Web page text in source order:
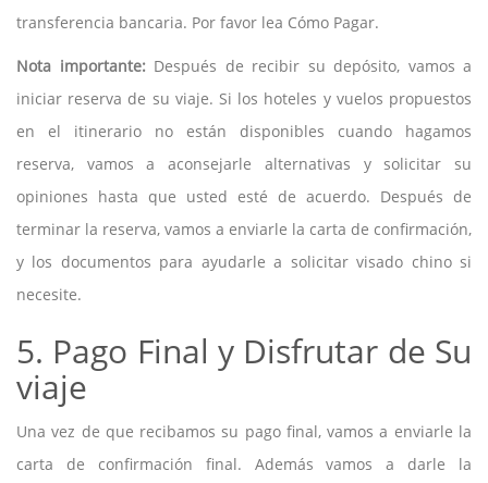
transferencia bancaria. Por favor lea Cómo Pagar.
Nota importante:Después de recibir su depósito, vamos a
iniciar reserva de su viaje. Si los hoteles y vuelos propuestos
en el itinerario no están disponibles cuando hagamos
reserva, vamos a aconsejarle alternativas y solicitar su
opiniones hasta que usted esté de acuerdo. Después de
terminar la reserva, vamos a enviarle la carta de confirmación,
y los documentos para ayudarle a solicitar visado chino si
necesite.
5. Pago Final y Disfrutar de Su
viaje
Una vez de que recibamos su pago final, vamos a enviarle la
carta de confirmación final. Además vamos a darle la